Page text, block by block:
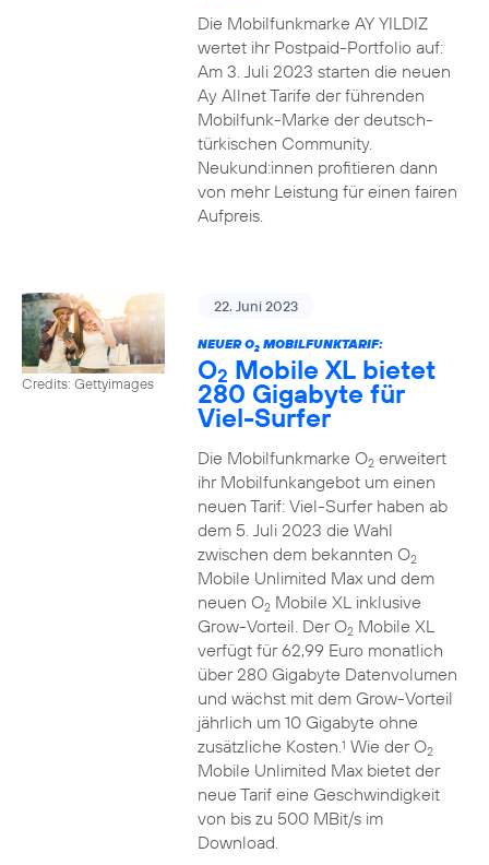
Die Mobilfunkmarke AY YILDIZ
wertet ihr Postpaid-Portfolio auf:
Am 3. Juli 2023 starten die neuen
Ay Allnet Tarife der führenden
Mobilfunk-Marke der deutsch-
türkischen Community.
Neukund:innen profitieren dann
von mehr Leistung für einen fairen
Aufpreis.
Credits: Gettyimages
22. Juni 2023
NEUER O2MOBILFUNKTARIF:
O2 Mobile XL bietet
280 Gigabyte für
Viel-Surfer
Die Mobilfunkmarke O2erweitert
ihr Mobilfunkangebot um einen
neuen Tarif: Viel-Surfer haben ab
dem 5. Juli 2023 die Wahl
zwischen dem bekannten O2
Mobile Unlimited Max und dem
neuen O2Mobile XL inklusive
Grow-Vorteil. Der O2Mobile XL
verfügt für 62,99 Euro monatlich
über 280 Gigabyte Datenvolumen
und wächst mit dem Grow-Vorteil
jährlich um 10 Gigabyte ohne
zusätzliche Kosten.1 Wie der O2
Mobile Unlimited Max bietet der
neue Tarif eine Geschwindigkeit
von bis zu 500 MBit/s im
Download.